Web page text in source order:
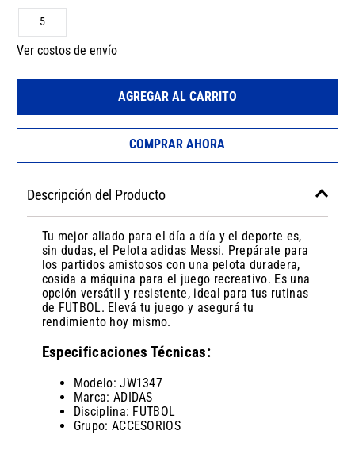
5
Ver costos de envío
AGREGAR AL CARRITO
COMPRAR AHORA
Descripción del Producto
Tu mejor aliado para el día a día y el deporte es,
sin dudas, el Pelota adidas Messi. Prepárate para
los partidos amistosos con una pelota duradera,
cosida a máquina para el juego recreativo. Es una
opción versátil y resistente, ideal para tus rutinas
de FUTBOL. Elevá tu juego y asegurá tu
rendimiento hoy mismo.
Especificaciones Técnicas:
Modelo: JW1347
Marca: ADIDAS
Disciplina: FUTBOL
Grupo: ACCESORIOS